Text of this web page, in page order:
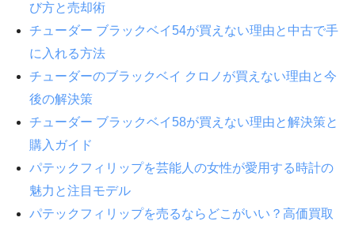
び方と売却術
チューダー ブラックベイ54が買えない理由と中古で手
に入れる方法
チューダーのブラックベイ クロノが買えない理由と今
後の解決策
チューダー ブラックベイ58が買えない理由と解決策と
購入ガイド
パテックフィリップを芸能人の女性が愛用する時計の
魅力と注目モデル
パテックフィリップを売るならどこがいい？高価買取